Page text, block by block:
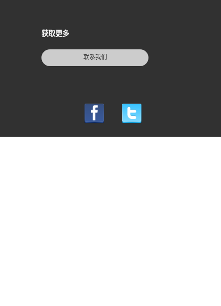
获取更多
联系我们